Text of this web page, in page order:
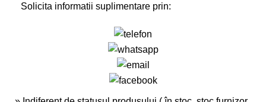
Solicita informatii suplimentare prin: